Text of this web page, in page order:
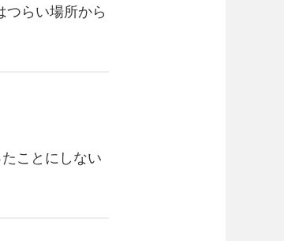
つらい場所から
ことにしない